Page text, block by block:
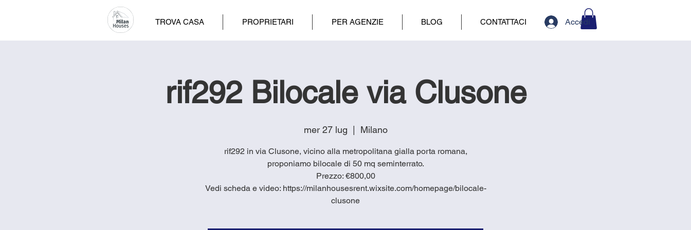
TROVA CASA PROPRIETARI PER AGENZIE BLOG CONTATTACI Accedi
rif292 Bilocale via Clusone
mer 27 lug
  |
Milano
rif292 in via Clusone, vicino alla metropolitana gialla porta romana,
proponiamo bilocale di 50 mq seminterrato.
Prezzo: €800,00
Vedi scheda e video: https://milanhousesrent.wixsite.com/homepage/bilocale-
clusone